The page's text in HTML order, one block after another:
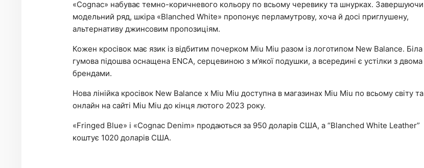
«Cognac» набуває темно-коричневого кольору по всьому черевику та шнурках. Завершуючи
модельний ряд, шкіра «Blanched White» пропонує перламутрову, хоча й досі приглушену,
альтернативу джинсовим пропозиціям.
Кожен кросівок має язик із відбитим почерком Miu Miu разом із логотипом New Balance. Біла
гумова підошва оснащена ENCA, серцевиною з м’якої подушки, а всередині є устілки з двома
брендами.
Нова лінійка кросівок New Balance x Miu Miu доступна в магазинах Miu Miu по всьому світу та
онлайн на сайті Miu Miu до кінця лютого 2023 року.
«Fringed Blue» і «Cognac Denim» продаються за 950 доларів США, а “Blanched White Leather”
коштує 1020 доларів США.